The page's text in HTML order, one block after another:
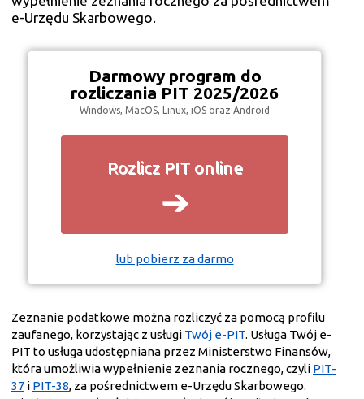
e-Urzędu Skarbowego.
Darmowy program do
rozliczania PIT 2025/2026
Windows, MacOS, Linux, iOS oraz Android
Rozlicz PIT online
➔
lub pobierz za darmo
Zeznanie podatkowe można rozliczyć za pomocą profilu
zaufanego, korzystając z usługi Twój e-PIT. Usługa Twój e-
PIT to usługa udostępniana przez Ministerstwo Finansów,
która umożliwia wypełnienie zeznania rocznego, czyli PIT-
37 i PIT-38, za pośrednictwem e-Urzędu Skarbowego.